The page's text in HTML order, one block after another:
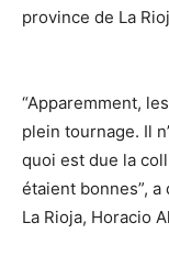
province de La
“Apparemment,
plein tournage. Il
quoi est due la
étaient bonnes”,
La Rioja, Horacio